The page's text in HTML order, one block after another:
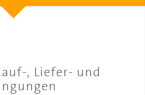
, Liefer- und